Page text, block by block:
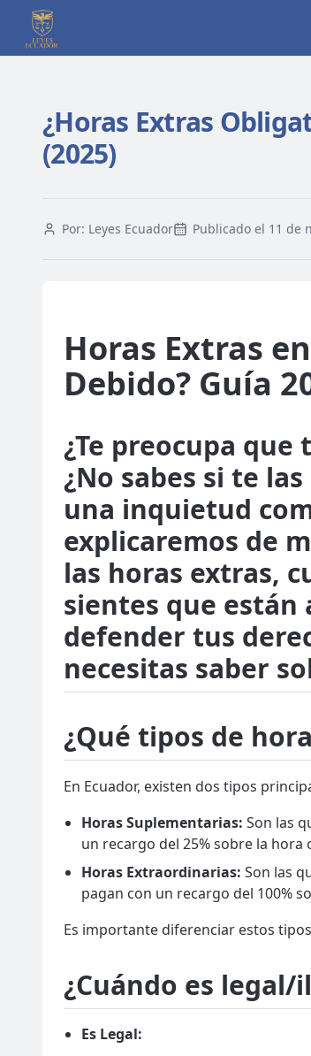
¿Horas Extras
(2025)
Por: Leyes Ecuador Publicado el 11 de
Horas Extras
Debido? Guía
¿Te preocupa
¿No sabes si te
una inquietud
explicaremos de
las horas extras,
sientes que están
defender tus
necesitas saber
¿Qué tipos de
En Ecuador, existen dos tipos
Horas Suplementarias: Son las
un recargo del 25% sobre la hora
Horas Extraordinarias: Son las
pagan con un recargo del 100%
Es importante diferenciar estos
¿Cuándo es
Es Legal: